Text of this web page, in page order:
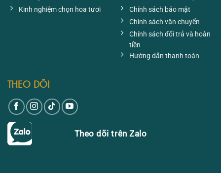
Kinh nghiệm chọn hoa tươi
Chính sách bảo mật
Chính sách vận chuyển
Chính sách đổi trả và hoàn
tiền
Hướng dẫn thanh toán
THEO DÕI
Theo dõi trên Zalo